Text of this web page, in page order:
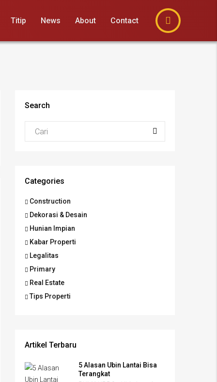
Titip News About Contact
Search
Categories
Construction
Dekorasi & Desain
Hunian Impian
Kabar Properti
Legalitas
Primary
Real Estate
Tips Properti
Artikel Terbaru
5 Alasan Ubin Lantai Bisa
Terangkat